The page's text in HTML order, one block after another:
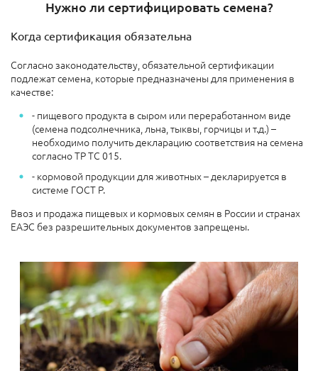
Нужно ли сертифицировать семена?
Когда сертификация обязательна
Согласно законодательству, обязательной сертификации
подлежат семена, которые предназначены для применения в
качестве:
- пищевого продукта в сыром или переработанном виде
(семена подсолнечника, льна, тыквы, горчицы и т.д.) –
необходимо получить декларацию соответствия на семена
согласно ТР ТС 015.
- кормовой продукции для животных – декларируется в
системе ГОСТ Р.
Ввоз и продажа пищевых и кормовых семян в России и странах
ЕАЭС без разрешительных документов запрещены.